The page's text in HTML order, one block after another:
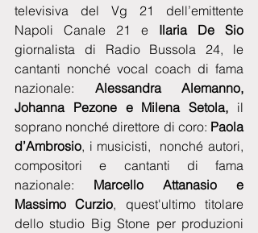
televisiva del Vg 21 dell’emittente
Napoli Canale 21 e Ilaria De Sio
giornalista di Radio Bussola 24, le
cantanti nonché vocal coach di fama
nazionale: Alessandra Alemanno,
Johanna Pezone e Milena Setola, il
soprano nonché direttore di coro: Paola
d’Ambrosio, i musicisti,  nonché autori,
compositori e cantanti di fama
nazionale: Marcello Attanasio e
Massimo Curzio, quest'ultimo titolare
dello studio Big Stone per produzioni